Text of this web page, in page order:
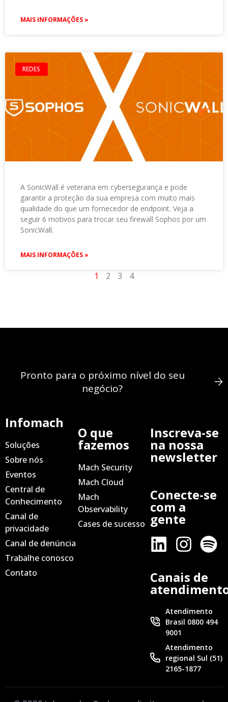
MAIS INFORMAÇÕES »
REDES
A SonicWall é veterana em cybersegurança e pode
garantir a proteção da sua empresa com muito mais
qualidade do que um fornecedor de endpoint. Veja a
seguir 6 motivos para trocar seu firewall Sophos por um
SonicWall.
MAIS INFORMAÇÕES »
1 2 3 4
Pronto para o próximo nível do seu
negócio?
Infomach
Soluções
Sobre nós
Eventos
Central de
Conhecimento
Canal de
privacidade
Canal de denúncia
Trabalhe conosco
Contato
O que
fazemos
Mach Security
Mach Cloud
Mach
Observability
Cases de sucesso
Inscreva-se
na nossa
newsletter
Conecte-se
com a
gente
Canais de
Atendimento
Brasil 0800 494
9001
Atendimento
regional Sul (51)
2165-1877